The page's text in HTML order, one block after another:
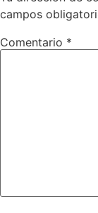
campos
Comentario *